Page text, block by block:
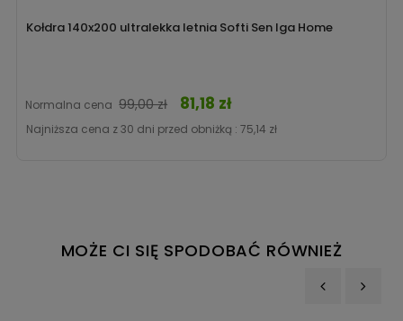
Kołdra 140x200 ultralekka letnia Softi Sen Iga Home
Normalna cena 99,00 zł Cena
81,18 zł
Najniższa cena z 30 dni przed obniżką : 75,14 zł
MOŻE CI SIĘ SPODOBAĆ RÓWNIEŻ